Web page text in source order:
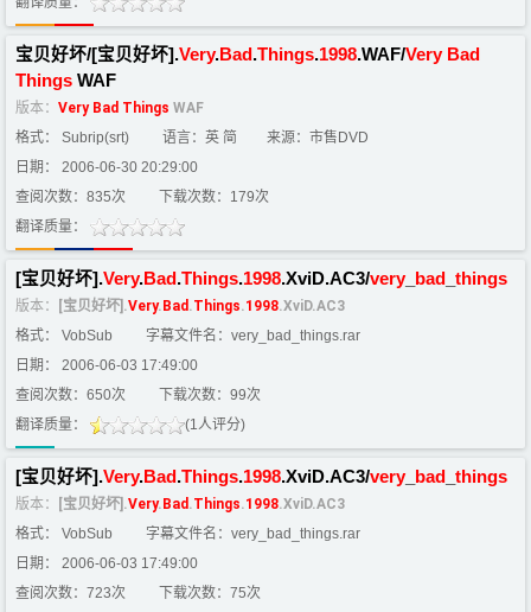
宝贝好坏/[宝贝好坏].Very.Bad .Things.1998.WAF/Very Bad
Things WAF
版本： Very Bad Things WAF
格式： Subrip(srt)
语言：英 简
来源：市售DVD
日期： 2006-06-30 20:29:00
查阅次数：835次
下载次数：179次
翻译质量：
[宝贝好坏].Very.Bad .Things.1998.XviD.AC3/very bad things
版本： [宝贝好坏].Very. Bad.Things.1998.XviD.AC3
格式： VobSub
字幕文件名：very_bad_things.rar
日期： 2006-06-03 17:49:00
查阅次数：650次
下载次数：99次
翻译质量：
(1人评分)
[宝贝好坏].Very.Bad .Things.1998.XviD.AC3/very bad things
版本： [宝贝好坏].Very. Bad.Things.1998.XviD.AC3
格式： VobSub
字幕文件名：very_bad_things.rar
日期： 2006-06-03 17:49:00
查阅次数：723次
下载次数：75次